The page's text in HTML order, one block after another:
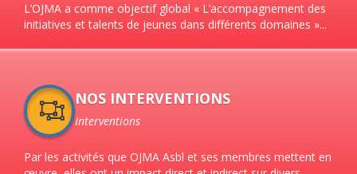
L’OJMA a comme objectif global « L’accompagnement des
initiatives et talents de jeunes dans différents domaines »...
NOS INTERVENTIONS
Interventions
Par les activités que OJMA Asbl et ses membres mettent en